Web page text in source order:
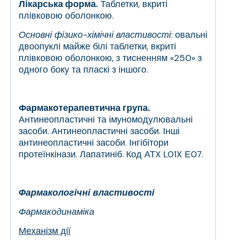
Лікарська форма. Таблетки, вкриті
плівковою оболонкою.
Основні фізико-хімічні властивості: овальні
двоопуклі майже білі таблетки, вкриті
плівковою оболонкою, з тисненням «250» з
одного боку та пласкі з іншого.
Фармакотерапевтична група.
Антинеопластичні та імуномодулювальні
засоби. Антинеопластичні засоби. Інші
антинеопластичні засоби. Інгібітори
протеїнкінази. Лапатиніб. Код АТX L01X Е07.
Фармакологічні властивості
Фармакодинаміка
Механізм дії